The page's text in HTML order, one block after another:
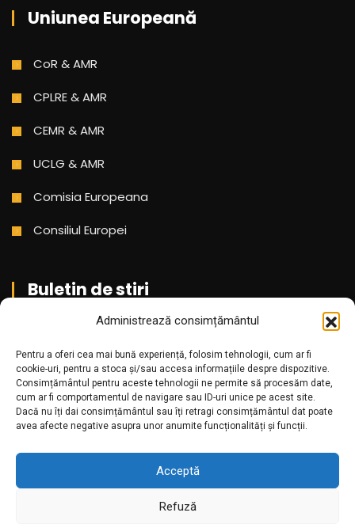
Administrează consimțământul
Pentru a oferi cea mai bună experiență, folosim tehnologii, cum ar fi
cookie-uri, pentru a stoca și/sau accesa informațiile despre dispozitive.
Consimțământul pentru aceste tehnologii ne permite să procesăm date,
cum ar fi comportamentul de navigare sau ID-uri unice pe acest site.
Dacă nu îți dai consimțământul sau îți retragi consimțământul dat poate
avea afecte negative asupra unor anumite funcționalități și funcții.
Acceptă
Refuză
Uniunea Europeană
CoR & AMR
CPLRE & AMR
CEMR & AMR
UCLG & AMR
Comisia Europeana
Consiliul Europei
Buletin de stiri
Aboneaza-te pentru a primi cele mai noi stiri din partea
noastra!